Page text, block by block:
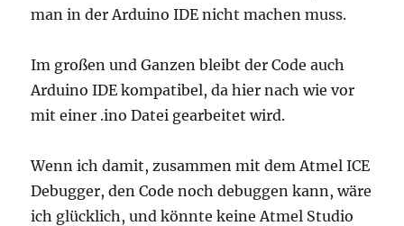
man in der Arduino IDE nicht machen muss.
Im großen und Ganzen bleibt der Code auch
Arduino IDE kompatibel, da hier nach wie vor
mit einer .ino Datei gearbeitet wird.
Wenn ich damit, zusammen mit dem Atmel ICE
Debugger, den Code noch debuggen kann, wäre
ich glücklich, und könnte keine Atmel Studio